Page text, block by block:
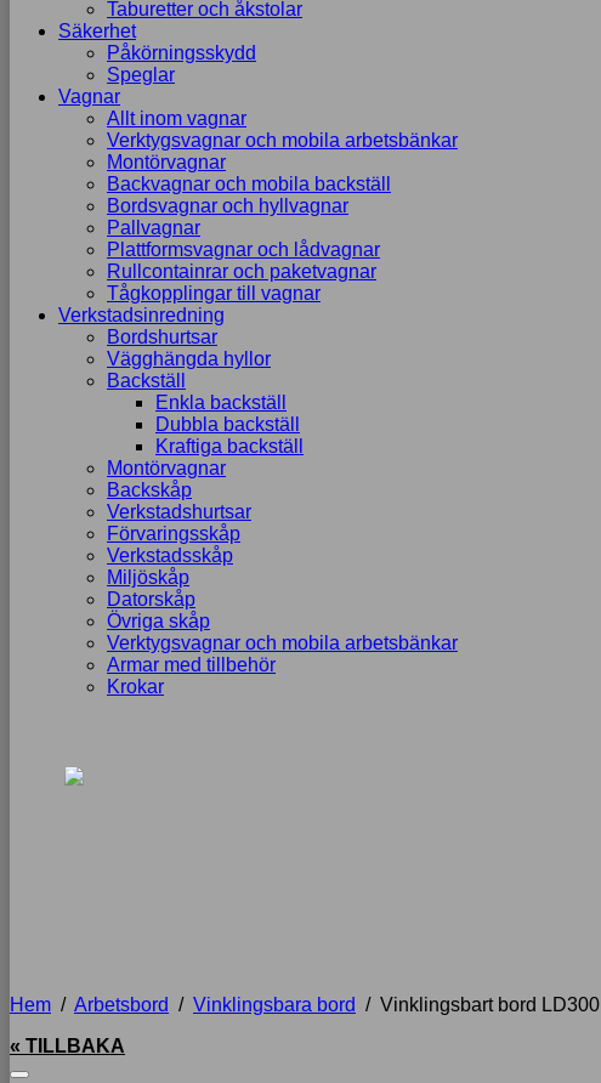
Taburetter och åkstolar
Säkerhet
Påkörningsskydd
Speglar
Vagnar
Allt inom vagnar
Verktygsvagnar och mobila arbetsbänkar
Montörvagnar
Backvagnar och mobila backställ
Bordsvagnar och hyllvagnar
Pallvagnar
Plattformsvagnar och lådvagnar
Rullcontainrar och paketvagnar
Tågkopplingar till vagnar
Verkstadsinredning
Bordshurtsar
Vägghängda hyllor
Backställ
Enkla backställ
Dubbla backställ
Kraftiga backställ
Montörvagnar
Backskåp
Verkstadshurtsar
Förvaringsskåp
Verkstadsskåp
Miljöskåp
Datorskåp
Övriga skåp
Verktygsvagnar och mobila arbetsbänkar
Armar med tillbehör
Krokar
Hem / Arbetsbord / Vinklingsbara bord / Vinklingsbart bord LD300
« TILLBAKA